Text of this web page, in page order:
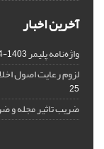
آخرین اخبار
واژه‌نامه پلیمر1403-04-13
لزوم رعایت اصول
25
ضریب تاثیر مجله و